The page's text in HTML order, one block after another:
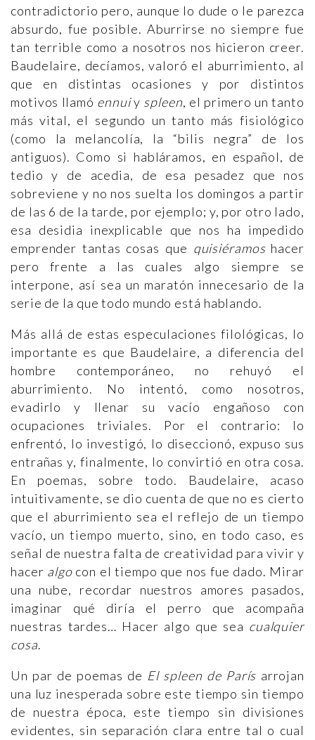
contradictorio pero, aunque lo dude o le parezca
absurdo, fue posible. Aburrirse no siempre fue
tan terrible como a nosotros nos hicieron creer.
Baudelaire, decíamos, valoró el aburrimiento, al
que en distintas ocasiones y por distintos
motivos llamó ennuiy spleen, el primero un tanto
más vital, el segundo un tanto más fisiológico
(como la melancolía, la “bilis negra” de los
antiguos). Como si habláramos, en español, de
tedio y de acedia, de esa pesadez que nos
sobreviene y no nos suelta los domingos a partir
de las 6 de la tarde, por ejemplo; y, por otro lado,
esa desidia inexplicable que nos ha impedido
emprender tantas cosas que quisiéramos hacer
pero frente a las cuales algo siempre se
interpone, así sea un maratón innecesario de la
serie de la que todo mundo está hablando.
Más allá de estas especulaciones filológicas, lo
importante es que Baudelaire, a diferencia del
hombre contemporáneo, no rehuyó el
aburrimiento. No intentó, como nosotros,
evadirlo y llenar su vacío engañoso con
ocupaciones triviales. Por el contrario: lo
enfrentó, lo investigó, lo diseccionó, expuso sus
entrañas y, finalmente, lo convirtió en otra cosa.
En poemas, sobre todo. Baudelaire, acaso
intuitivamente, se dio cuenta de que no es cierto
que el aburrimiento sea el reflejo de un tiempo
vacío, un tiempo muerto, sino, en todo caso, es
señal de nuestra falta de creatividad para vivir y
hacer algocon el tiempo que nos fue dado. Mirar
una nube, recordar nuestros amores pasados,
imaginar qué diría el perro que acompaña
nuestras tardes… Hacer algo que sea cualquier
cosa.
Un par de poemas de El spleen de París arrojan
una luz inesperada sobre este tiempo sin tiempo
de nuestra época, este tiempo sin divisiones
evidentes, sin separación clara entre tal o cual